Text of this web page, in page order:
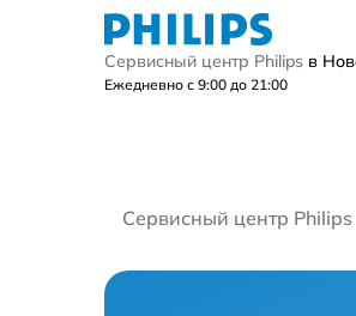
Сервисный центр Philips в
Ежедневно с 9:00 до 21:00
Сервисный центр Philips